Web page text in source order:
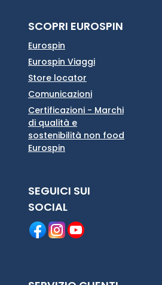
SCOPRI EUROSPIN
Eurospin
Eurospin Viaggi
Store locator
Comunicazioni
Certificazioni - Marchi
di qualità e
sostenibilità non food
Eurospin
SEGUICI SUI
SOCIAL